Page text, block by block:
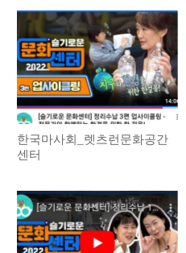
한국마사회_렛츠런문화공간
센터